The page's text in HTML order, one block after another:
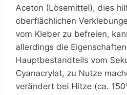
Aceton (Lösemittel), dies
oberflächlichen
vom Kleber zu befreien,
allerdings die
Hauptbestandteils vom
Cyanacrylat, zu Nutze
verändert bei Hitze (ca.